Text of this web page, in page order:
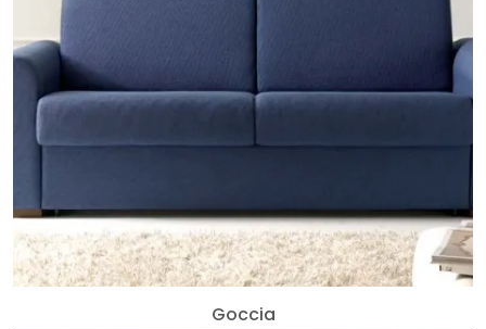
Goccia